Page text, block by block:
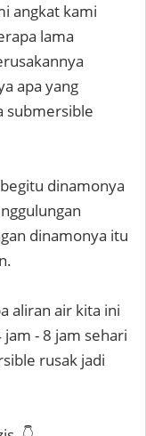
angkat kami
lama
apa yang
submersible
dinamonya
dinamonya itu
aliran air kita ini
- 8 jam sehari
rusak jadi